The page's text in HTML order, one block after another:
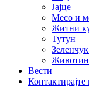
Јајце
Месо и
Житни
Тутун
Вести
Контактирајте